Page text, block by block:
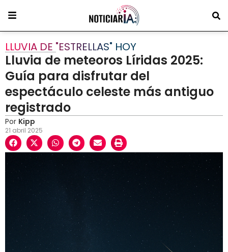
LLUVIA DE "ESTRELLAS" HOY
Lluvia de meteoros Líridas 2025:
Guía para disfrutar del
espectáculo celeste más antiguo
registrado
Por Kipp
21 abril 2025